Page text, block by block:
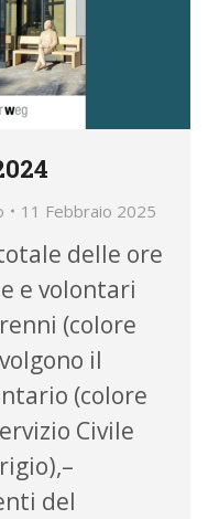
11 Febbraio 2025
delle ore
e volontari
(colore
il
(colore
Civile
del